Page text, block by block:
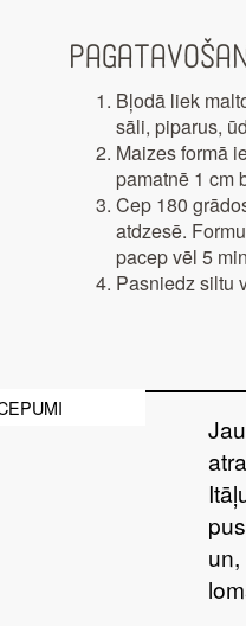
Bļodā liek
sāli, piparus,
Maizes formā
pamatnē 1 cm
Cep 180
atdzesē.
pacep vēl 5
Pasniedz siltu